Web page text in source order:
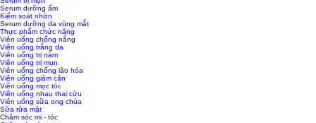
Serum dưỡng ẩm
Kiểm soát nhờn
Serum dưỡng da vùng mắt
Thực phẩm chức năng
Viên uống chống nắng
Viên uống trắng da
Viên uống trị nám
Viên uống trị mụn
Viên uống chống lão hóa
Viên uống giảm cân
Viên uống mọc tóc
Viên uống nhau thai cừu
Viên uống sữa ong chúa
Sữa rửa mặt
Chăm sóc mi - tóc